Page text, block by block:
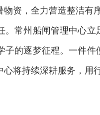
资，全力营造整洁有
。常州船闸管理中心
的逐梦征程。一件
将持续深耕服务，用
海日论坛